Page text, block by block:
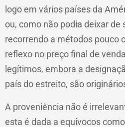
logo em vários países da
ou, como não podia deixar de
recorrendo a métodos pouco
reflexo no preço final de
legítimos, embora a
país do estreito, são
A proveniência não é
esta é dada a equívocos